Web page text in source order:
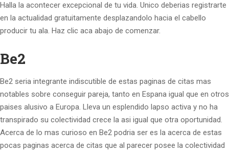
Halla la acontecer excepcional de tu vida. Unico deberias registrarte
en la actualidad gratuitamente desplazandolo hacia el cabello
producir tu ala. Haz clic aca abajo de comenzar.
Be2
Be2 seri­a integrante indiscutible de estas paginas de citas mas
notables sobre conseguir pareja, tanto en Espana igual que en otros
paises alusivo a Europa. Lleva un esplendido lapso activa y no ha
transpirado su colectividad crece la asi­ igual que otra oportunidad.
Acerca de lo mas curioso en Be2 podri­a ser es la acerca de estas
pocas paginas acerca de citas que al parecer posee la colectividad